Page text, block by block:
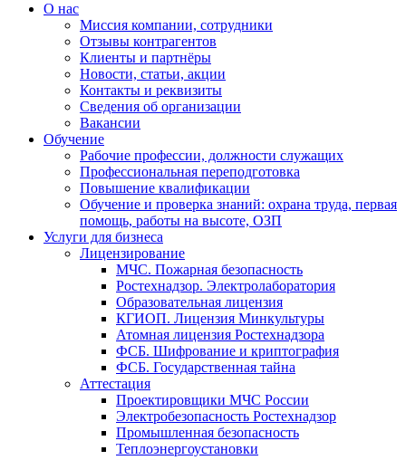
О нас
Миссия компании, сотрудники
Отзывы контрагентов
Клиенты и партнёры
Новости, статьи, акции
Контакты и реквизиты
Сведения об организации
Вакансии
Обучение
Рабочие профессии, должности служащих
Профессиональная переподготовка
Повышение квалификации
Обучение и проверка знаний: охрана труда, первая
помощь, работы на высоте, ОЗП
Услуги для бизнеса
Лицензирование
МЧС. Пожарная безопасность
Ростехнадзор. Электролаборатория
Образовательная лицензия
КГИОП. Лицензия Минкультуры
Атомная лицензия Ростехнадзора
ФСБ. Шифрование и криптография
ФСБ. Государственная тайна
Аттестация
Проектировщики МЧС России
Электробезопасность Ростехнадзор
Промышленная безопасность
Теплоэнергоустановки